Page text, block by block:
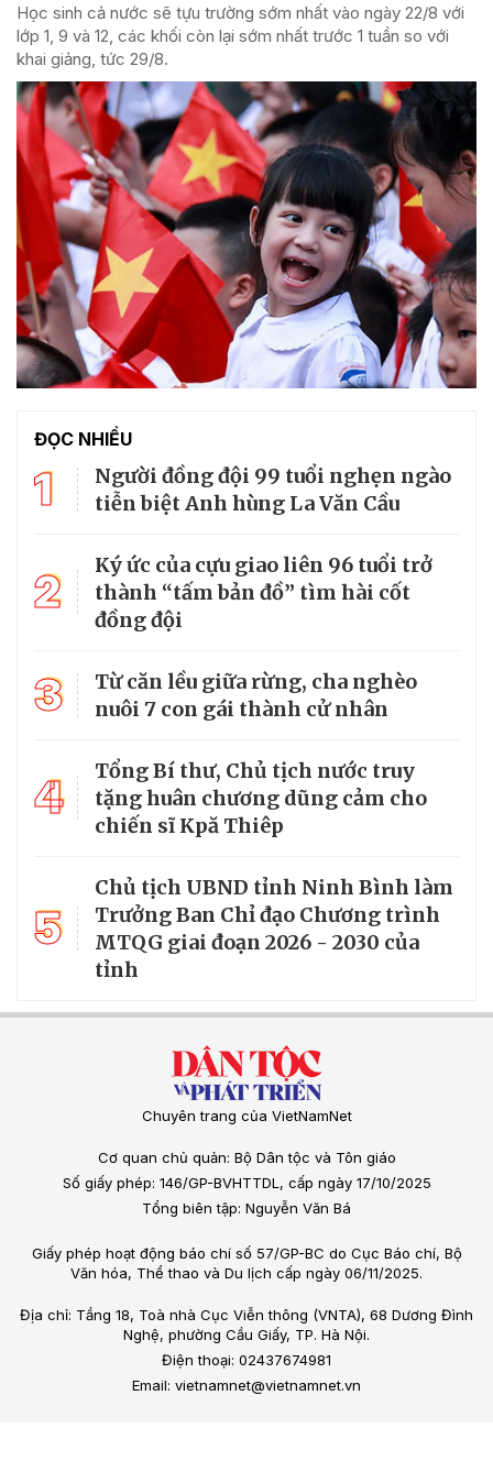
Học sinh cả nước sẽ tựu trường sớm nhất vào ngày 22/8 với
lớp 1, 9 và 12, các khối còn lại sớm nhất trước 1 tuần so với
khai giảng, tức 29/8.
ĐỌC NHIỀU
1
Người đồng đội 99 tuổi nghẹn ngào
tiễn biệt Anh hùng La Văn Cầu
2
Ký ức của cựu giao liên 96 tuổi trở
thành “tấm bản đồ” tìm hài cốt
đồng đội
3
Từ căn lều giữa rừng, cha nghèo
nuôi 7 con gái thành cử nhân
4
Tổng Bí thư, Chủ tịch nước truy
tặng huân chương dũng cảm cho
chiến sĩ Kpă Thiêp
5
Chủ tịch UBND tỉnh Ninh Bình làm
Trưởng Ban Chỉ đạo Chương trình
MTQG giai đoạn 2026 - 2030 của
tỉnh
Chuyên trang của VietNamNet
Cơ quan chủ quản: Bộ Dân tộc và Tôn giáo
Số giấy phép: 146/GP-BVHTTDL, cấp ngày 17/10/2025
Tổng biên tập: Nguyễn Văn Bá
Giấy phép hoạt động báo chí số 57/GP-BC do Cục Báo chí, Bộ
Văn hóa, Thể thao và Du lịch cấp ngày 06/11/2025.
Địa chỉ: Tầng 18, Toà nhà Cục Viễn thông (VNTA), 68 Dương Đình
Nghệ, phường Cầu Giấy, TP. Hà Nội.
Điện thoại: 02437674981
Email: vietnamnet@vietnamnet.vn